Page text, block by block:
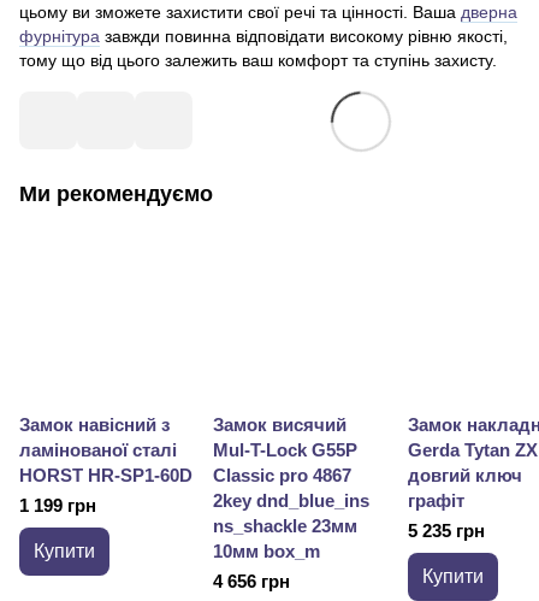
цьому ви зможете захистити свої речі та цінності. Ваша дверна
фурнітура завжди повинна відповідати високому рівню якості,
тому що від цього залежить ваш комфорт та ступінь захисту.
Ми рекомендуємо
Замок навісний з
ламінованої сталі
HORST HR-SP1-60D
1 199 грн
Купити
Замок висячий
Mul-T-Lock G55P
Classic pro 4867
2key dnd_blue_ins
ns_shackle 23мм
10мм box_m
4 656 грн
Замок
Gerda Tytan
довгий ключ
графіт
5 235 грн
Купити